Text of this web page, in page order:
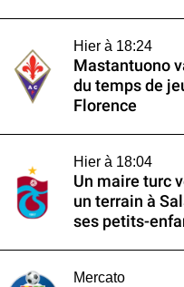
Hier à 18:24
Mastantuono
du temps de
Florence
Hier à 18:04
Un maire turc
un terrain à
ses petits-
Mercato